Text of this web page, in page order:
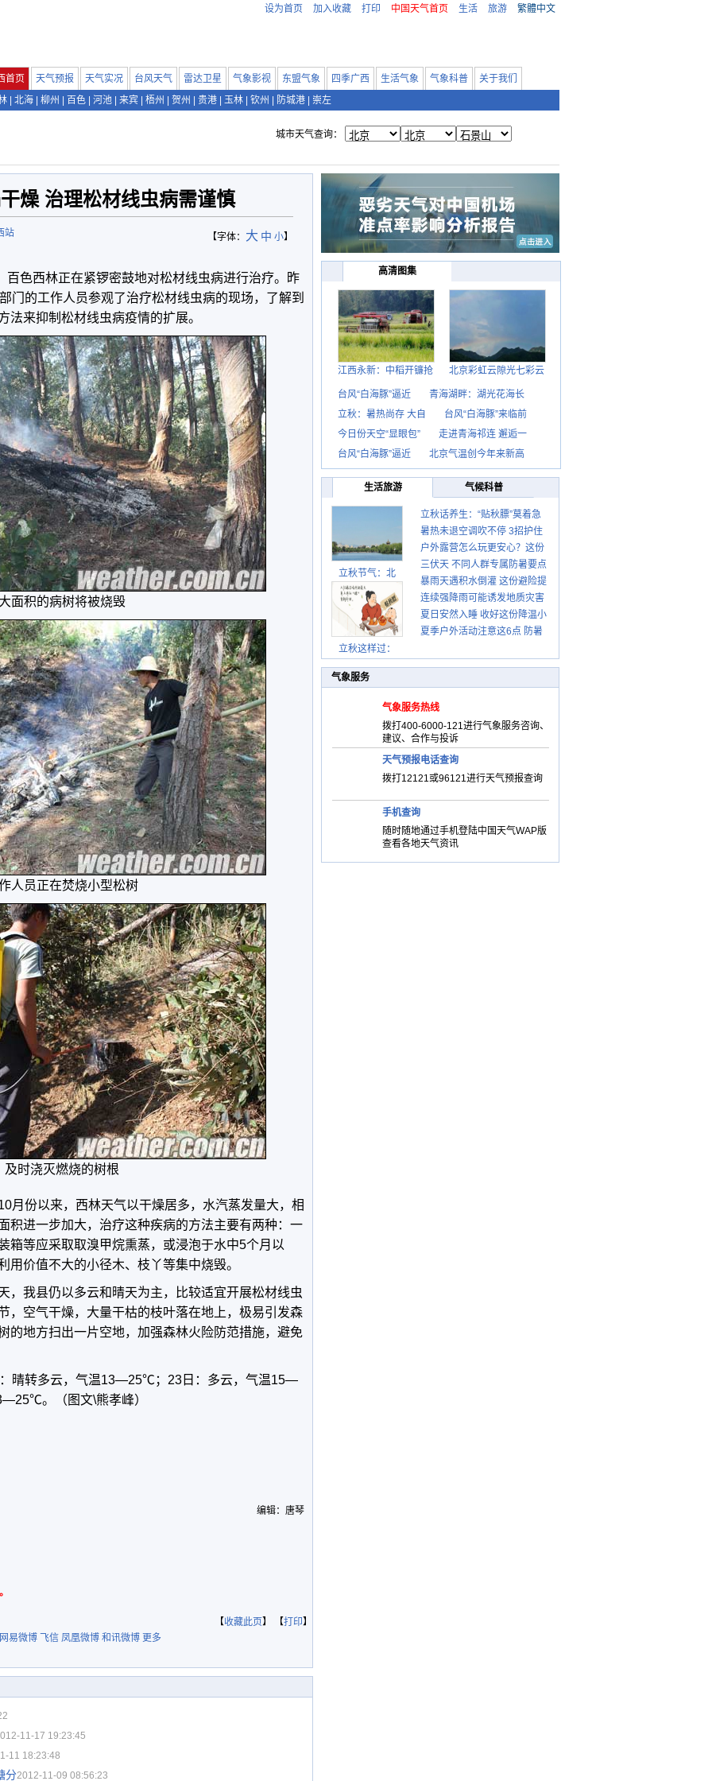
设为首页 加入收藏 打印 中国天气首页 生活 旅游 繁體中文
首页 天气预报 天气实况 台风天气 雷达卫星 气象影视 东盟气象 四季广西 生活气象 气象科普
关于我们
北海 柳州 百色 河池 来宾 梧州 贺州 贵港 玉林 钦州 防城港 崇左
城市天气查询：
燥 治理松材线虫病需谨慎
【字体： 大 中 小】
站
色西林正在紧锣密鼓地对松材线虫病进行治疗。昨
门的工作人员参观了治疗松材线虫病的现场，了解到
法来抑制松材线虫病疫情的扩展。
面积的病树将被烧毁
人员正在焚烧小型松树
及时浇灭燃烧的树根
月份以来，西林天气以干燥居多，水汽蒸发量大，相
积进一步加大，治疗这种疾病的方法主要有两种：一
箱等应采取取溴甲烷熏蒸，或浸泡于水中5个月以
用价值不大的小径木、枝丫等集中烧毁。
，我县仍以多云和晴天为主，比较适宜开展松材线虫
，空气干燥，大量干枯的枝叶落在地上，极易引发森
的地方扫出一片空地，加强森林火险防范措施，避免
晴转多云，气温13—25℃；23日：多云，气温15—
。（图文\熊孝峰）
编辑：唐琴
【收藏此页】 【打印】
网易微博
飞信 凤凰微博 和讯微博 更多
11-17 19:23:45
11 18:23:48
分2012-11-09 08:56:23
高清图集
江西永新：中稻开镰抢 北京彩虹云隙光七彩云
台风“白海豚”逼近
青海湖畔：湖光花海长
立秋：暑热尚存 大自
台风“白海豚”来临前
今日份天空“显眼包”
走进青海祁连 邂逅一
台风“白海豚”逼近
北京气温创今年来新高
生活旅游 气候科普
立秋节气：北
立秋这样过：
立秋话养生：“贴秋膘”莫着急
先清暑再防燥
暑热未退空调吹不停 3招护住
肩颈不酸痛
户外露营怎么玩更安心？这份
攻略请收好
三伏天 不同人群专属防暑要点
请收好
暴雨天遇积水倒灌 这份避险提
示请收好
连续强降雨可能诱发地质灾害
这些前兆要知道
夏日安然入睡 收好这份降温小
贴士
夏季户外活动注意这6点 防暑
气象服务
气象服务热线
拨打400-6000-121进行气象服务咨询、
建议、合作与投诉
天气预报电话查询
拨打12121或96121进行天气预报查询
手机查询
随时随地通过手机登陆中国天气WAP版
查看各地天气资讯